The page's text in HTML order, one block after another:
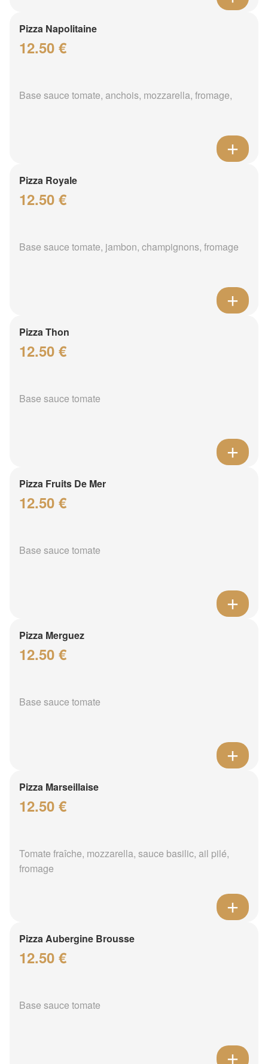
Pizza Napolitaine
12.50 €
Base sauce tomate, anchois, mozzarella, fromage,
Pizza Royale
12.50 €
Base sauce tomate, jambon, champignons, fromage
Pizza Thon
12.50 €
Base sauce tomate
Pizza Fruits De Mer
12.50 €
Base sauce tomate
Pizza Merguez
12.50 €
Base sauce tomate
Pizza Marseillaise
12.50 €
Tomate fraîche, mozzarella, sauce basilic, ail pilé,
fromage
Pizza Aubergine Brousse
12.50 €
Base sauce tomate